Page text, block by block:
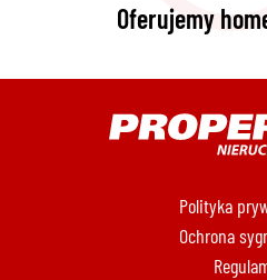
Oferujemy
Polityka
Ochrona